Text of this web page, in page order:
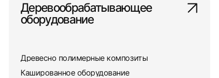
Деревообрабатывающее
оборудование
Древесно полимерные композиты
Кашированное оборудование